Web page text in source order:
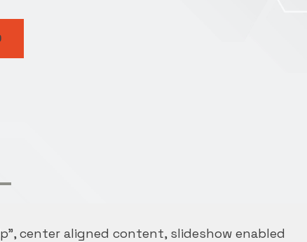
center aligned content, slideshow enabled